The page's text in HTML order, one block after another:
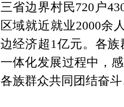
三省边界村民720户
区域就近就业2000余
边经济超1亿元。各
一体化发展过程中，
各族群众共同团结奋